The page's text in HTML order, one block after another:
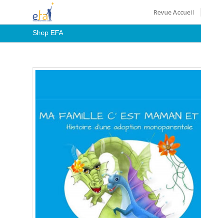
Revue Accueil
Shop EFA